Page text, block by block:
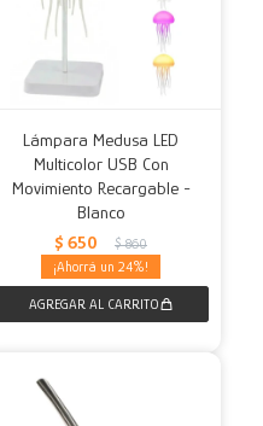
Lámpara Medusa LED
Multicolor USB Con
Movimiento Recargable -
Blanco
$ 650 $ 860
24